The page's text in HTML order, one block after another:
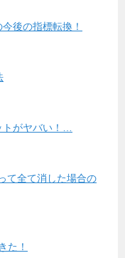
後の指標転換！
トがヤバい！…
て全て消した場合の
た！